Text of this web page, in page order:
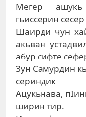
Мегер
гьиссерин
Шаирди чун
акьван
абур сифте
Зун Самурдин
сериндик
Ацукьнава,
ширин тир.